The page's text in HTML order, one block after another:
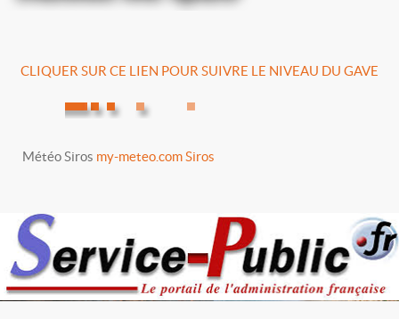
CLIQUER SUR CE LIEN POUR SUIVRE LE NIVEAU DU GAVE
Météo Siros my-meteo.com Siros